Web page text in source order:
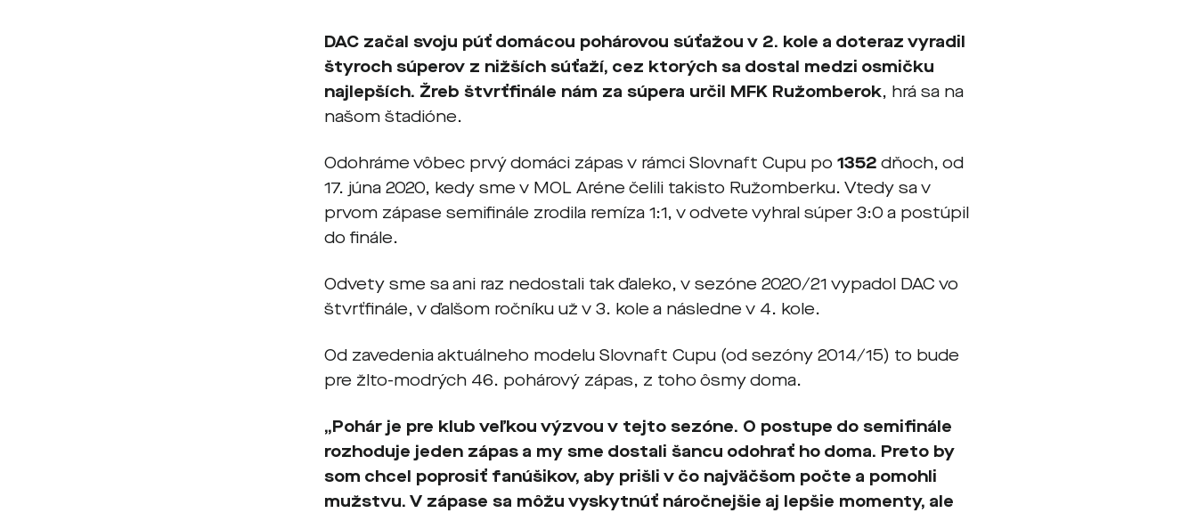
DAC začal svoju púť domácou pohárovou súťažou v 2. kole a doteraz vyradil
štyroch súperov z nižších súťaží, cez ktorých sa dostal medzi osmičku
najlepších. Žreb štvrťfinále nám za súpera určil MFK Ružomberok, hrá sa na
našom štadióne.
Odohráme vôbec prvý domáci zápas v rámci Slovnaft Cupu po1352 dňoch, od
17. júna 2020, kedy sme v MOL Aréne čelili takisto Ružomberku. Vtedy sa v
prvom zápase semifinále zrodila remíza 1:1, v odvete vyhral súper 3:0 a postúpil
do finále.
Odvety sme sa ani raz nedostali tak ďaleko, v sezóne 2020/21 vypadol DAC vo
štvrťfinále, v ďalšom ročníku už v 3. kole a následne v 4. kole.
Od zavedenia aktuálneho modelu Slovnaft Cupu (od sezóny 2014/15) to bude
pre žlto-modrých 46. pohárový zápas, z toho ôsmy doma.
„Pohár je pre klub veľkou výzvou v tejto sezóne. O postupe do semifinále
rozhoduje jeden zápas a my sme dostali šancu odohrať ho doma. Preto by
som chcel poprosiť fanúšikov, aby prišli v čo najväčšom počte a pomohli
mužstvu. V zápase sa môžu vyskytnúť náročnejšie aj lepšie momenty, ale